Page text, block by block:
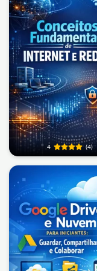
4 (4)